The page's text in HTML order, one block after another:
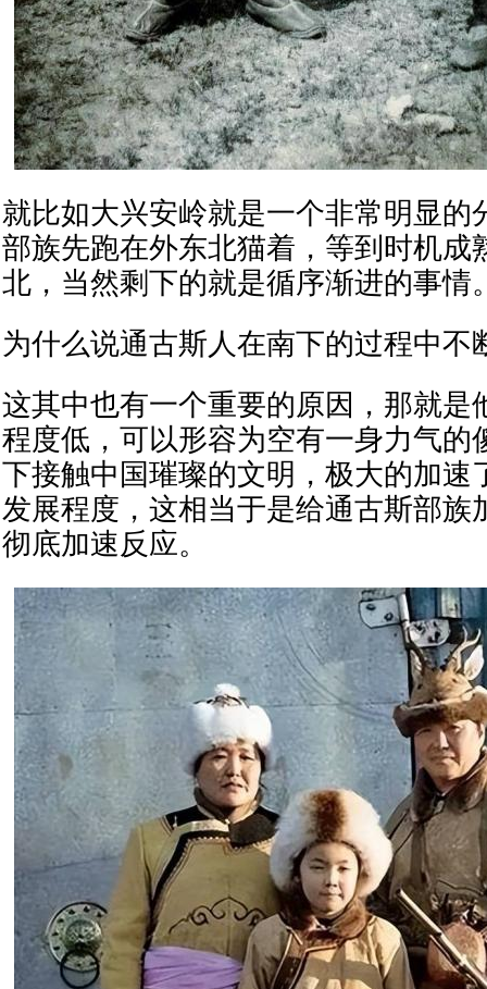
就比如大兴安岭就是一个非常明显的
部族先跑在外东北猫着，等到时机成
北，当然剩下的就是循序渐进的事情
为什么说通古斯人在南下的过程中不
这其中也有一个重要的原因，那就是
程度低，可以形容为空有一身力气的
下接触中国璀璨的文明，极大的加速
发展程度，这相当于是给通古斯部族
彻底加速反应。